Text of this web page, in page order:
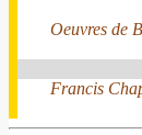
Oeuvres de
Francis